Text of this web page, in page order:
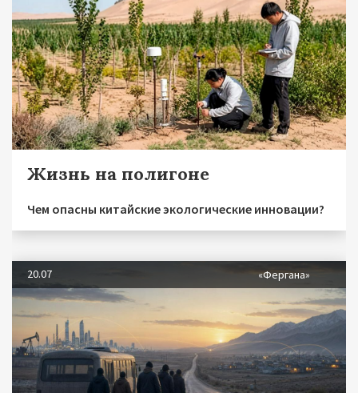
Жизнь на полигоне
Чем опасны китайские экологические инновации?
20.07 «Фергана»